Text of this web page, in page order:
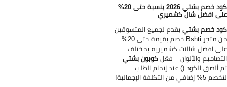
كود خصم بشتي 2026 بنسبة حتى 20%
افضل شال كشميري
خصم بشتييقدم لجميع المتسوقين
من متجر Bshti خصم بقيمة حتى 20%
افضل شالات كشميريه بمختلف
والألوان – فعّلكوبون بشتي
ألصق الكود () عند إتمام الطلب
من التكلفة الإجمالية!